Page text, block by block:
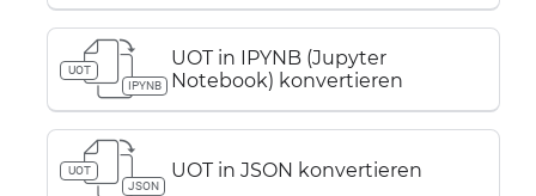
UOT
IPYNB
UOT in IPYNB (Jupyter
Notebook) konvertieren
UOT
JSON
UOT in JSON konvertieren